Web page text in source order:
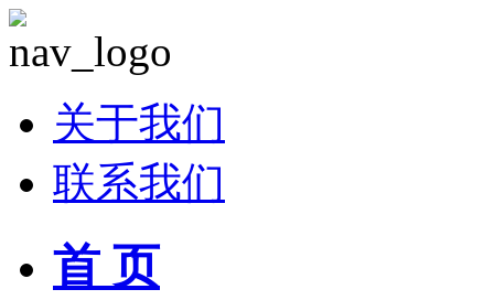
关于我们
联系我们
首 页